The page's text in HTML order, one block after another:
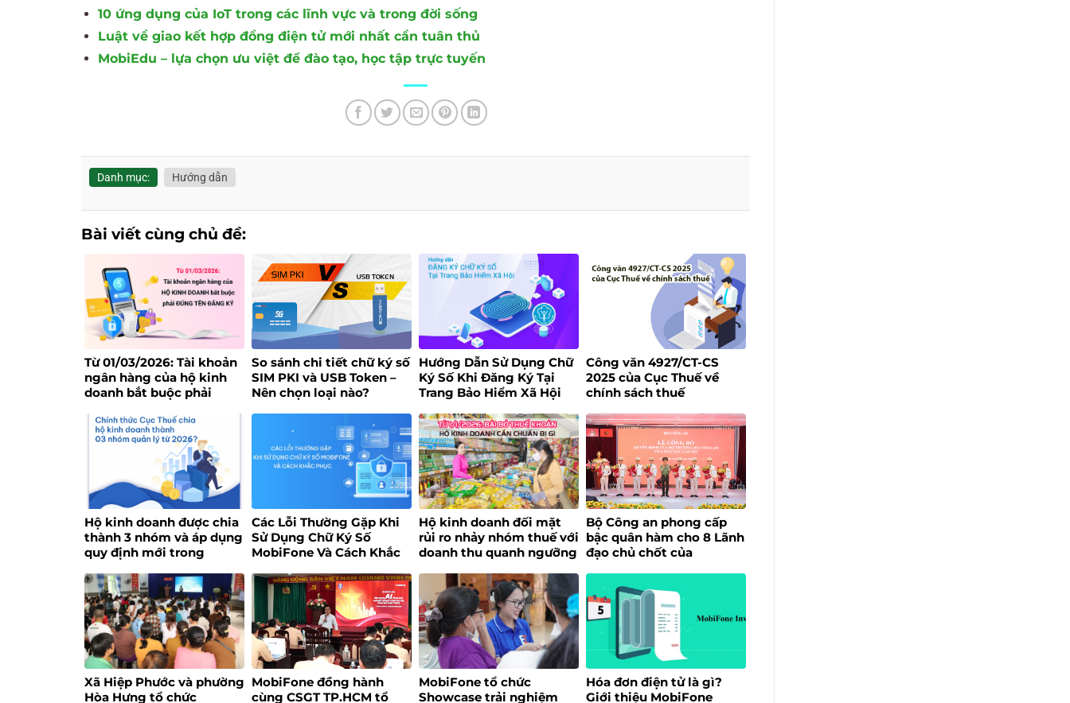
10 ứng dụng của IoT trong các lĩnh vực và trong đời sống
Luật về giao kết hợp đồng điện tử mới nhất cần tuân thủ
MobiEdu – lựa chọn ưu việt để đào tạo, học tập trực tuyến
Danh mục: Hướng dẫn
Bài viết cùng chủ đề:
Từ 01/03/2026: Tài khoản
ngân hàng của hộ kinh
doanh bắt buộc phải
So sánh chi tiết chữ ký số
SIM PKI và USB Token –
Nên chọn loại nào?
Hướng Dẫn Sử Dụng Chữ
Ký Số Khi Đăng Ký Tại
Trang Bảo Hiểm Xã Hội
Công văn 4927/CT-CS
2025 của Cục Thuế về
chính sách thuế
Hộ kinh doanh được chia
thành 3 nhóm và áp dụng
quy định mới trong
tính thuế sau khi xóa bỏ
thuế khoán từ đầu năm
2026?
Các Lỗi Thường Gặp Khi
Sử Dụng Chữ Ký Số
MobiFone Và Cách Khắc
Hộ kinh doanh đối mặt
rủi ro nhảy nhóm thuế với
doanh thu quanh ngưỡng
Bộ Công an phong cấp
bậc quân hàm cho 8 Lãnh
đạo chủ chốt của
Xã Hiệp Phước và phường
Hòa Hưng tổ chức
MobiFone đồng hành
cùng CSGT TP.HCM tổ
MobiFone tổ chức
Showcase trải nghiệm
Hóa đơn điện tử là gì?
Giới thiệu MobiFone